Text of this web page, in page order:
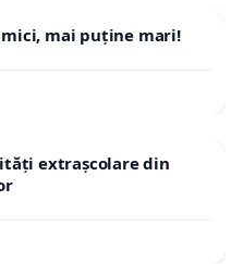
mai puține mari!
extrașcolare din